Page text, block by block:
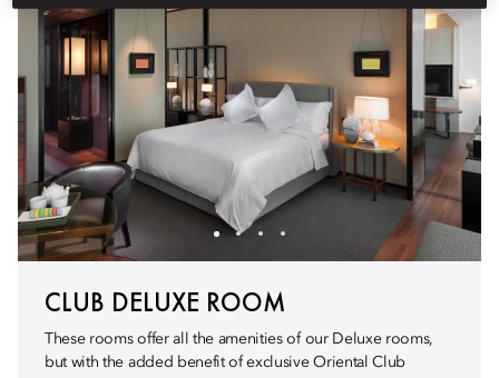
CLUB DELUXE ROOM
These rooms offer all the amenities of our Deluxe rooms,
but with the added benefit of exclusive Oriental Club